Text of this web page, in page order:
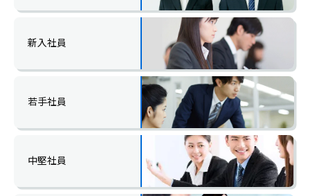
新入社員
若手社員
中堅社員